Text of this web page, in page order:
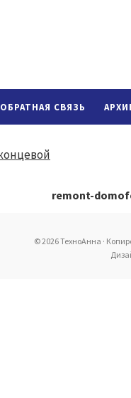
ОБРАТНАЯ СВЯЗЬ
remont-
© 2026 ТехноАнна ·